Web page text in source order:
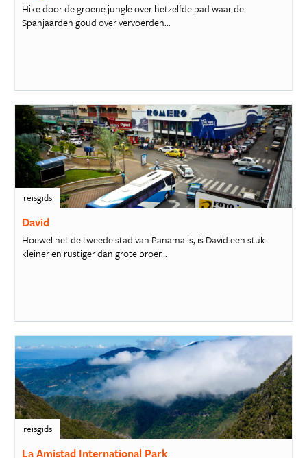
Hike door de groene jungle over hetzelfde pad waar de
Spanjaarden goud over vervoerden...
reisgids
David
Hoewel het de tweede stad van Panama is, is David een stuk
kleiner en rustiger dan grote broer...
reisgids
La Amistad International Park